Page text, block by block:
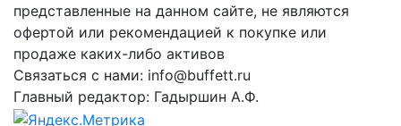
представленные на данном сайте, не являются
офертой или рекомендацией к покупке или
продаже каких-либо активов
Связаться с нами: info@buffett.ru
Главный редактор: Гадыршин А.Ф.